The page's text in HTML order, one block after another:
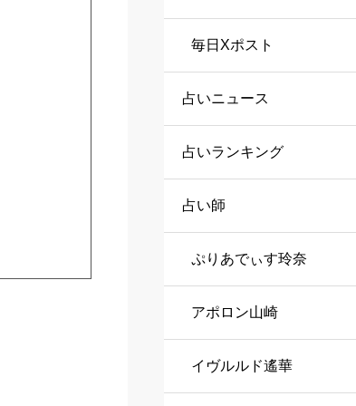
毎日Xポスト
占いニュース
占いランキング
占い師
ぷりあでぃす玲奈
アポロン山崎
イヴルルド遙華